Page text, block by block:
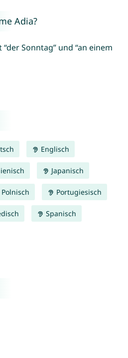
Adia?
Sonntag” und “an einem
Englisch
Japanisch
Polnisch Portugiesisch
Spanisch